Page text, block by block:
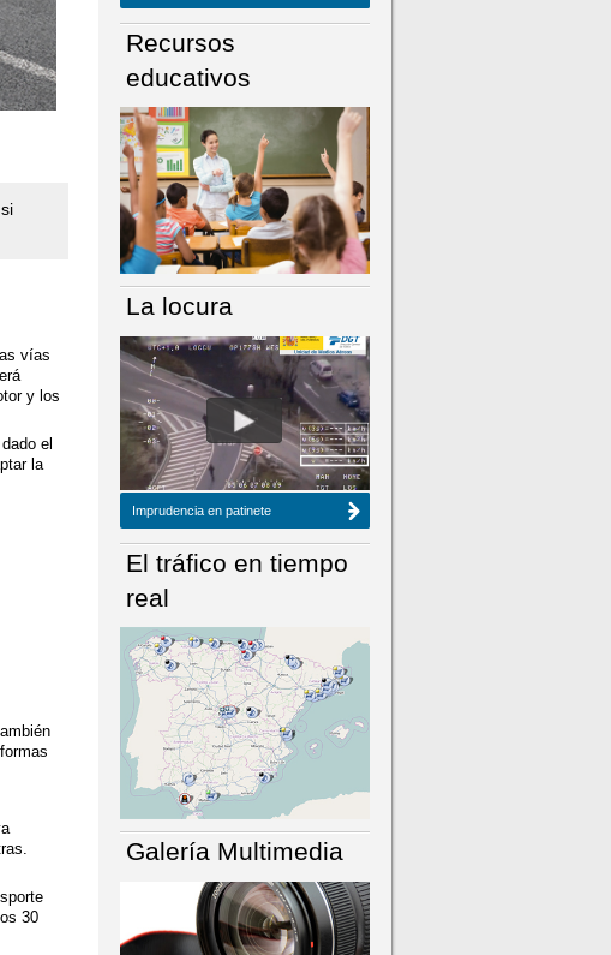
vías
y los
el
la
30
NÚMERO ACTUAL HEMEROTECA
Recursos
educativos
La locura
Imprudencia en patinete
El tráfico en tiempo
real
Galería Multimedia